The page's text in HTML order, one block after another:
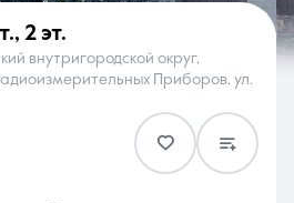
Контакты
, 2 эт.
внутригородской округ,
Приборов, ул.